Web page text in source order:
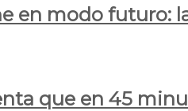
en modo futuro:
que en 45